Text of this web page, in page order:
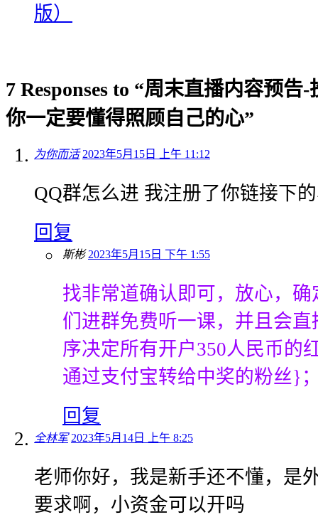
版）
7 Responses to “周末直播内容预告
你一定要懂得照顾自己的心”
为你而活 2023年5月15日 上午 11:12
QQ群怎么进 我注册了你链接下
回复
斯彬 2023年5月15日 下午 1:55
找非常道确认即可，放心，
们进群免费听一课，并且会
序决定所有开户350人民币的
通过支付宝转给中奖的粉丝}
回复
全林军 2023年5月14日 上午 8:25
老师你好，我是新手还不懂，是
要求啊，小资金可以开吗